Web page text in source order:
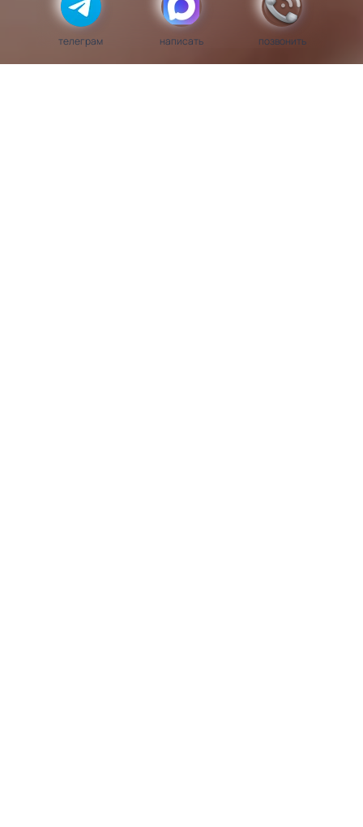
телеграм написать позвонить